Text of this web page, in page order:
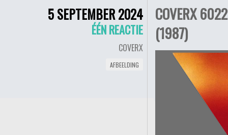
5 SEPTEMBER 2024
ÉÉN REACTIE
COVERX
AFBEELDING
COVERX
(1987)